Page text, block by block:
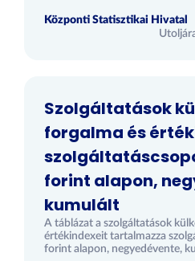
Központi Statisztikai Hivatal
Szolgáltatások
forgalma és
forint alapon,
kumulált
A táblázat a szolgáltatások
értékindexeit tartalmazza
forint alapon, negyedévente,